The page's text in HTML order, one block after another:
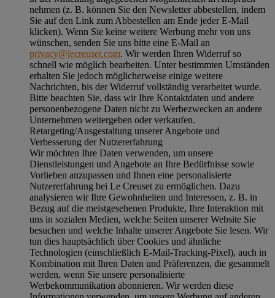
nehmen (z. B. können Sie den Newsletter abbestellen, indem
Sie auf den Link zum Abbestellen am Ende jeder E-Mail
klicken). Wenn Sie keine weitere Werbung mehr von uns
wünschen, senden Sie uns bitte eine E-Mail an
privacy@lecreuset.com. Wir werden Ihren Widerruf so
schnell wie möglich bearbeiten. Unter bestimmten Umständen
erhalten Sie jedoch möglicherweise einige weitere
Nachrichten, bis der Widerruf vollständig verarbeitet wurde.
Bitte beachten Sie, dass wir Ihre Kontaktdaten und andere
personenbezogene Daten nicht zu Werbezwecken an andere
Unternehmen weitergeben oder verkaufen.
Retargeting/Ausgestaltung unserer Angebote und
Verbesserung der Nutzererfahrung
Wir möchten Ihre Daten verwenden, um unsere
Dienstleistungen und Angebote an Ihre Bedürfnisse sowie
Vorlieben anzupassen und Ihnen eine personalisierte
Nutzererfahrung bei Le Creuset zu ermöglichen. Dazu
analysieren wir Ihre Gewohnheiten und Interessen, z. B. in
Bezug auf die meistgesehenen Produkte, Ihre Interaktion mit
uns in sozialen Medien, welche Seiten unserer Website Sie
besuchen und welche Inhalte unserer Angebote Sie lesen. Wir
tun dies hauptsächlich über Cookies und ähnliche
Technologien (einschließlich E-Mail-Tracking-Pixel), auch in
Kombination mit Ihren Daten und Präferenzen, die gesammelt
werden, wenn Sie unsere personalisierte
Werbekommunikation abonnieren. Wir werden diese